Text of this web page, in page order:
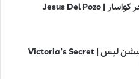
عطر ادکلن جسوس دل پوزو ادونچر کواسار | Jesus Del Pozo
بادی اسپلش ویکتوریا سکرت تمپتیشن لیس | Victoria’s Secret